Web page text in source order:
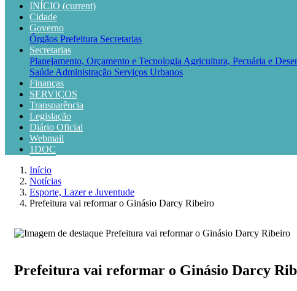
INÍCIO (current)
Cidade
Governo
Órgãos Prefeitura Secretarias
Secretarias
Planejamento, Orçamento e Tecnologia Agricultura, Pecuária e
Saúde Administração Serviços Urbanos
Finanças
SERVIÇOS
Transparência
Legislação
Diário Oficial
Webmail
1DOC
Início
Notícias
Esporte, Lazer e Juventude
Prefeitura vai reformar o Ginásio Darcy Ribeiro
Prefeitura vai reformar o Ginásio Darcy